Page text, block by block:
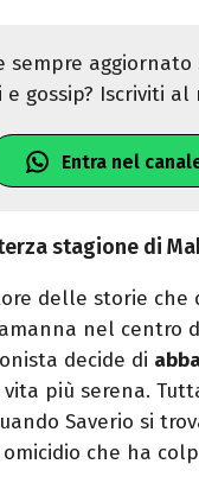
sempre
e gossip? Iscriviti
Entra nel
stagione di
delle storie che
nel centro
decide di
più serena.
Saverio si
che ha